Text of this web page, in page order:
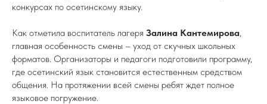
конкурсах по осетинскому языку.
Как отметила воспитатель лагеря Залина Кантемирова,
главная особенность смены – уход от скучных школьных
форматов. Организаторы и педагоги подготовили программу,
где осетинский язык становится естественным средством
общения. На протяжении всей смены ребят ждет полное
языковое погружение.